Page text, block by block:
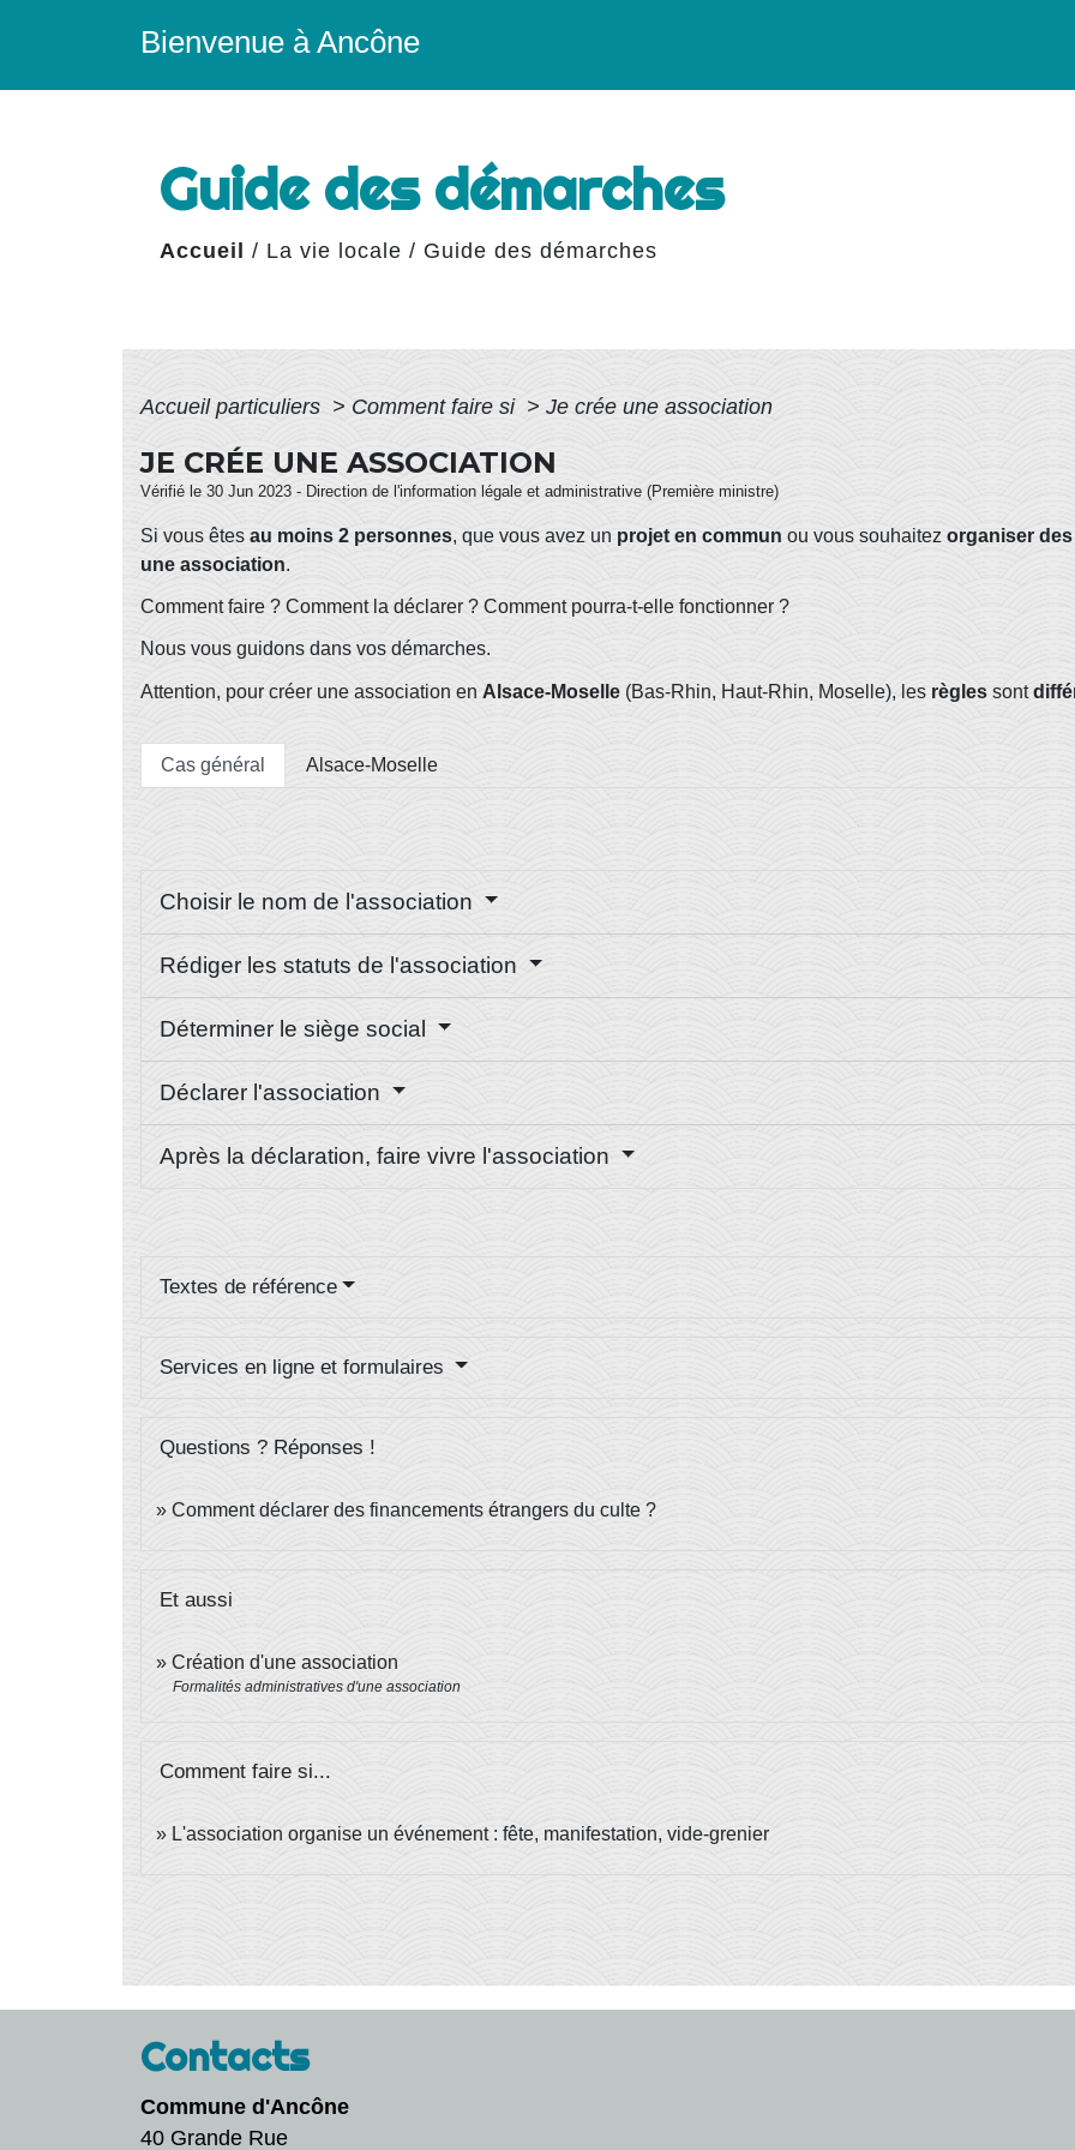
Bienvenue à Ancône
Guide des démarches
Accueil / La vie locale / Guide des démarches
Accueil particuliers > Comment faire si > Je crée une association
JE CRÉE UNE ASSOCIATION
Vérifié le 30 Jun 2023 - Direction de l'information légale et administrative (Première ministre)
Si vous êtes au moins 2 personnes, que vous avez un projet en commun ou vous souhaitez organiser
une association.
Comment faire ? Comment la déclarer ? Comment pourra-t-elle fonctionner ?
Nous vous guidons dans vos démarches.
Attention, pour créer une association en Alsace-Moselle (Bas-Rhin, Haut-Rhin, Moselle), les règles sont
Cas général Alsace-Moselle
Choisir le nom de l'association
Rédiger les statuts de l'association
Déterminer le siège social
Déclarer l'association
Après la déclaration, faire vivre l'association
Textes de référence
Services en ligne et formulaires
Questions ? Réponses !
Comment déclarer des financements étrangers du culte ?
Et aussi
Création d'une association
Formalités administratives d'une association
Comment faire si...
L'association organise un événement : fête, manifestation, vide-grenier
Contacts
Commune d'Ancône
40 Grande Rue